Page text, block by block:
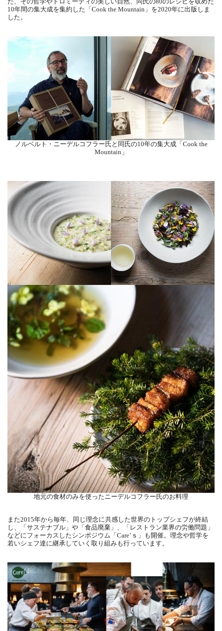
10年間の集大成を集約した「Cook the Mountain」を2020年に出版しま
した。
ノルベルト・ニーデルコフラー氏と同氏の10年の集大成「Cook the
Mountain」
地元の食材のみを使ったニーデルコフラー氏のお料理
また2015年から毎年、同じ理念に共感した世界のトップシェフが終結
し、「サステナブル」や「食品廃棄」、「レストラン業界の労働問題」
などにフォーカスしたシンポジウム「Care’ｓ」も開催。理念や哲学を
若いシェフ達に継承していく取り組みも行っています。